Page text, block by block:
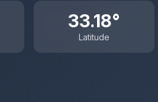
33.18°
Latitude